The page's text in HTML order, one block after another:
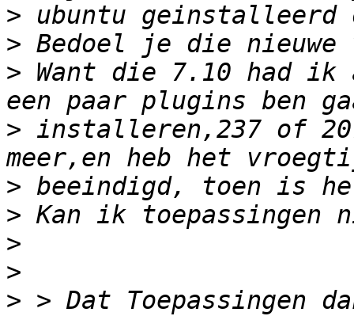
>
>
> Want die 7.10 had ik
> installeren,237 of
>
>
>
>
> > Dat Toepassingen